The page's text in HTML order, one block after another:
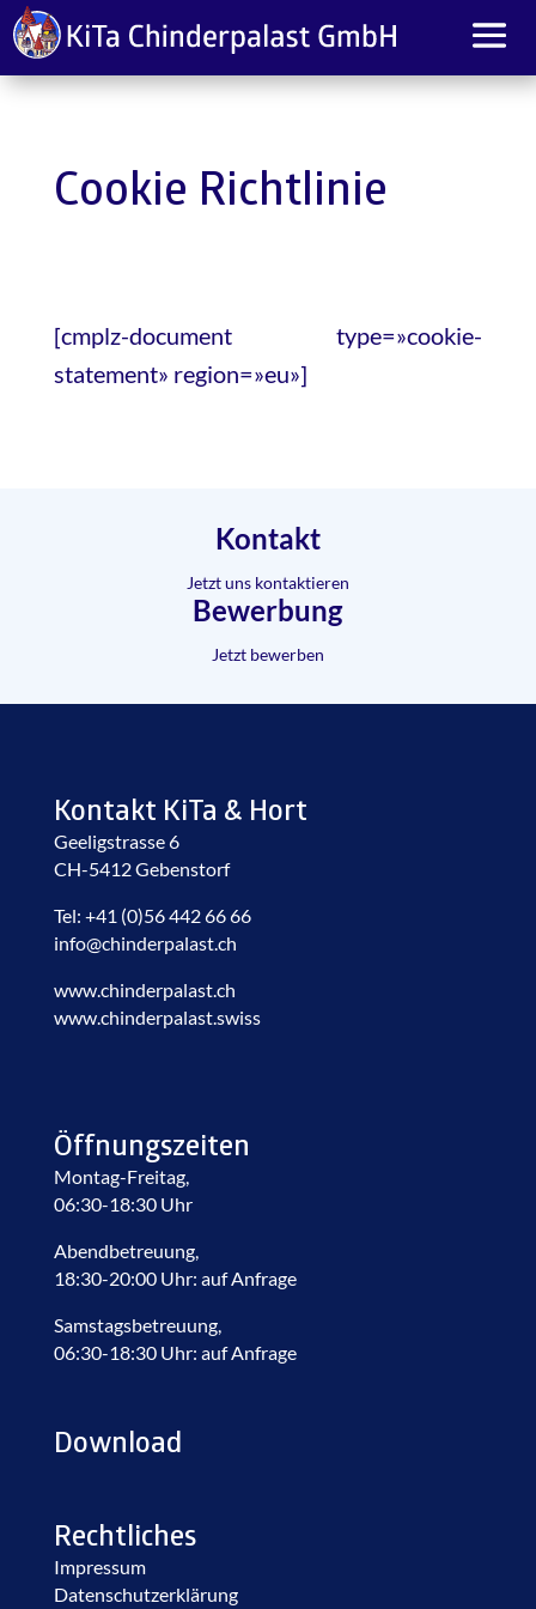
Cookie Richtlinie
[cmplz-document type=»cookie-
statement» region=»eu»]
Kontakt
Jetzt uns kontaktieren
Bewerbung
Jetzt bewerben
Kontakt KiTa & Hort
Geeligstrasse 6
CH-5412 Gebenstorf
Tel: +41 (0)56 442 66 66
info@chinderpalast.ch
www.chinderpalast.ch
www.chinderpalast.swiss
Öffnungszeiten
Montag-Freitag,
06:30-18:30 Uhr
Abendbetreuung,
18:30-20:00 Uhr: auf Anfrage
Samstagsbetreuung,
06:30-18:30 Uhr: auf Anfrage
Download
Rechtliches
Impressum
Datenschutzerklärung